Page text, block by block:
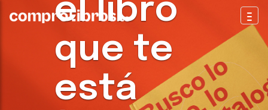
el libro
que te
está